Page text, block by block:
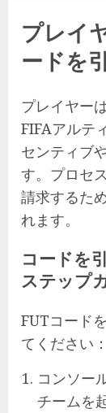
プレイ
ードを
プレイヤー
FIFAアルテ
センティブ
す。プロセ
請求するた
れます。
コードを
ステップ
FUTコード
てください：
コンソー
チームを